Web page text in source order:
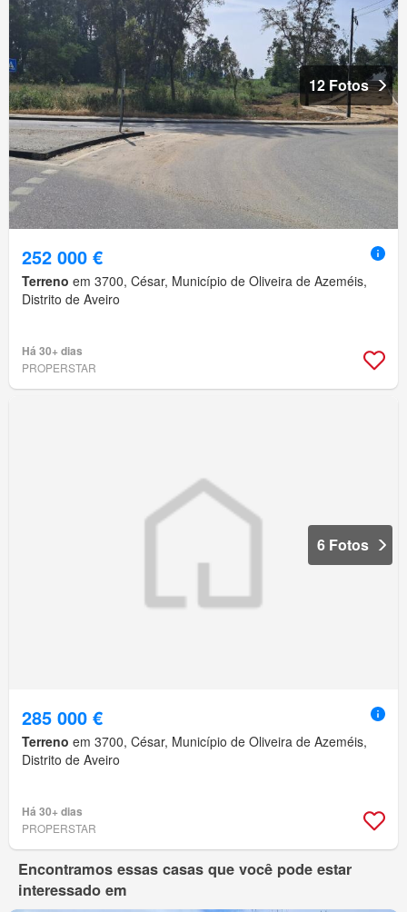
12 Fotos
252 000 €
Terreno em 3700, César, Município de Oliveira de Azeméis,
Distrito de Aveiro
Há 30+ dias
PROPERSTAR
6 Fotos
285 000 €
Terreno em 3700, César, Município de Oliveira de Azeméis,
Distrito de Aveiro
Há 30+ dias
PROPERSTAR
Encontramos essas casas que você pode estar
interessado em